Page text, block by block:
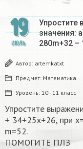
19
ИЮЛЬ
Упростите
значения:
280m+32 –
Автор: artemkatxt
Предмет: Математика
Уровень: 10 - 11 класс
Упростите
+ 34+25x+26, при
m=52.
ПОМОГИТЕ ПЛЗ​